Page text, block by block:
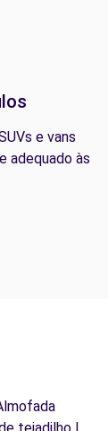
e vans
adequado às